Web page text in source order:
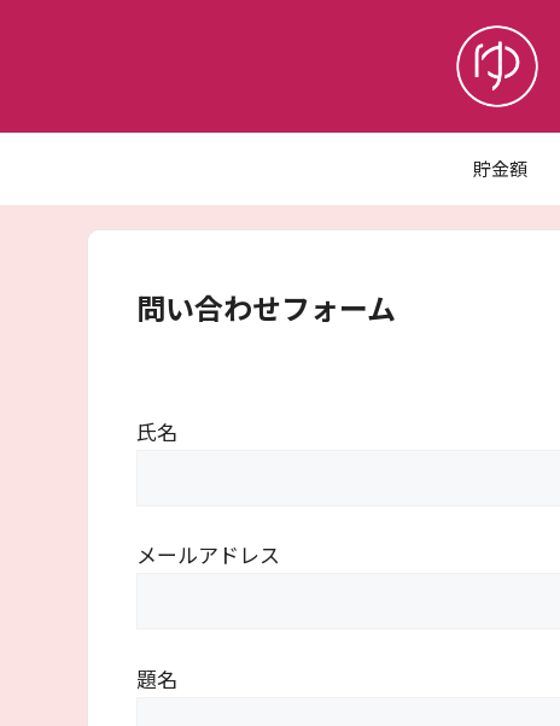
ツ
貯金額
問い合わせフォーム
氏名
メールアドレス
題名